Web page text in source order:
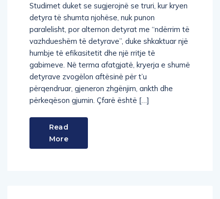
Studimet duket se sugjerojnë se truri, kur kryen
detyra të shumta njohëse, nuk punon
paralelisht, por alternon detyrat me “ndërrim të
vazhdueshëm të detyrave”, duke shkaktuar një
humbje të efikasitetit dhe një rritje të
gabimeve. Në terma afatgjatë, kryerja e shumë
detyrave zvogëlon aftësinë për t’u
përqendruar, gjeneron zhgënjim, ankth dhe
përkeqëson gjumin. Çfarë është […]
Read
More